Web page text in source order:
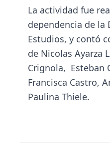
La actividad fue
dependencia de la
Estudios, y contó
de Nicolas Ayarza
Crignola, Esteban
Francisca Castro,
Paulina Thiele.